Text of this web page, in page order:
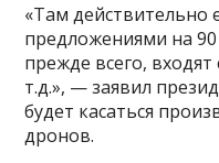
«Там действительно
предложениями на
прежде всего,
т.д.», — заявил
будет касаться
дронов.